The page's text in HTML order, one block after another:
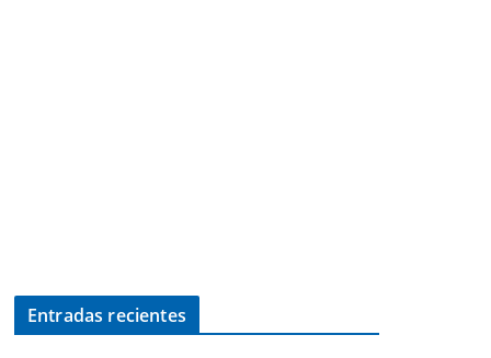
Entradas recientes